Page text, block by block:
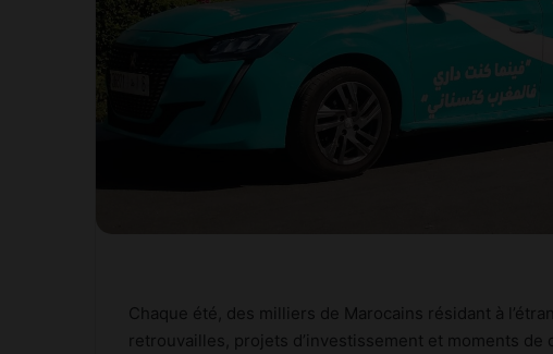
Chaque été, des milliers de Marocains résidant à
retrouvailles, projets d’investissement et moments de